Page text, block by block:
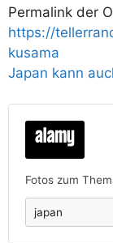
Permalink der
https://
kusama
Japan kann
Fotos zum